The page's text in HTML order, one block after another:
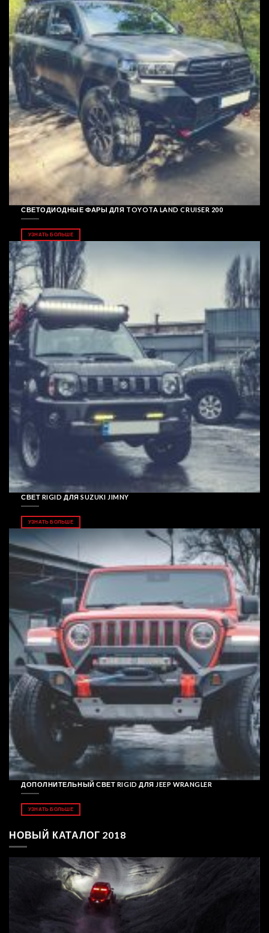
СВЕТОДИОДНЫЕ ФАРЫ ДЛЯ TOYOTA LAND CRUISER 200
УЗНАТЬ БОЛЬШЕ
СВЕТ RIGID ДЛЯ SUZUKI JIMNY
УЗНАТЬ БОЛЬШЕ
ДОПОЛНИТЕЛЬНЫЙ СВЕТ RIGID ДЛЯ JEEP WRANGLER
УЗНАТЬ БОЛЬШЕ
НОВЫЙ КАТАЛОГ 2018